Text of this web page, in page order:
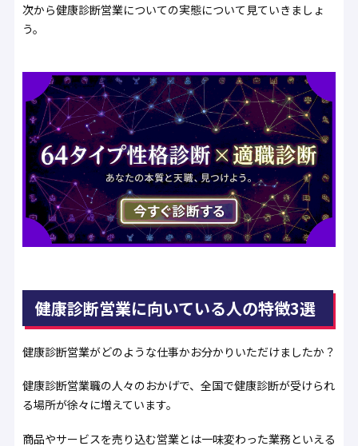
次から健康診断営業についての実態について見ていきましょ
う。
健康診断営業に向いている人の特徴3選
健康診断営業がどのような仕事かお分かりいただけましたか？
健康診断営業職の人々のおかげで、全国で健康診断が受けられ
る場所が徐々に増えています。
商品やサービスを売り込む営業とは一味変わった業務といえる